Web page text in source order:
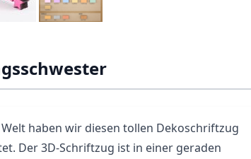
haben wir diesen tollen Dekoschriftzug
Der 3D-Schriftzug ist in einer geraden